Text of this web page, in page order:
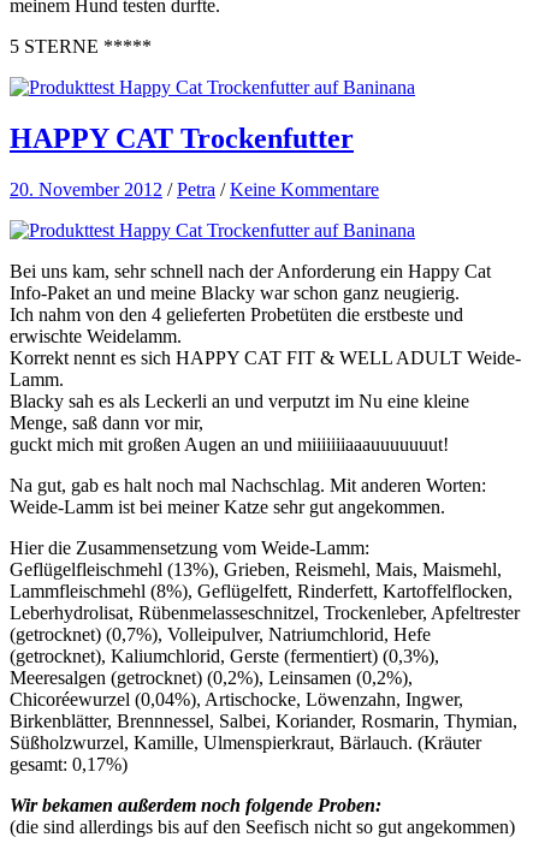
meinem Hund testen durfte.
5 STERNE *****
HAPPY CAT Trockenfutter
20. November 2012 /Petra /Keine Kommentare
Bei uns kam, sehr schnell nach der Anforderung ein Happy Cat
Info-Paket an und meine Blacky war schon ganz neugierig.
Ich nahm von den 4 gelieferten Probetüten die erstbeste und
erwischte Weidelamm.
Korrekt nennt es sich HAPPY CAT FIT & WELL ADULT Weide-
Lamm.
Blacky sah es als Leckerli an und verputzt im Nu eine kleine
Menge, saß dann vor mir,
guckt mich mit großen Augen an und miiiiiiiaaauuuuuuut!
Na gut, gab es halt noch mal Nachschlag. Mit anderen Worten:
Weide-Lamm ist bei meiner Katze sehr gut angekommen.
Hier die Zusammensetzung vom Weide-Lamm:
Geflügelfleischmehl (13%), Grieben, Reismehl, Mais, Maismehl,
Lammfleischmehl (8%), Geflügelfett, Rinderfett, Kartoffelflocken,
Leberhydrolisat, Rübenmelasseschnitzel, Trockenleber, Apfeltrester
(getrocknet) (0,7%), Volleipulver, Natriumchlorid, Hefe
(getrocknet), Kaliumchlorid, Gerste (fermentiert) (0,3%),
Meeresalgen (getrocknet) (0,2%), Leinsamen (0,2%),
Chicoréewurzel (0,04%), Artischocke, Löwenzahn, Ingwer,
Birkenblätter, Brennnessel, Salbei, Koriander, Rosmarin, Thymian,
Süßholzwurzel, Kamille, Ulmenspierkraut, Bärlauch. (Kräuter
gesamt: 0,17%)
Wir bekamen außerdem noch folgende Proben:
(die sind allerdings bis auf den Seefisch nicht so gut angekommen)